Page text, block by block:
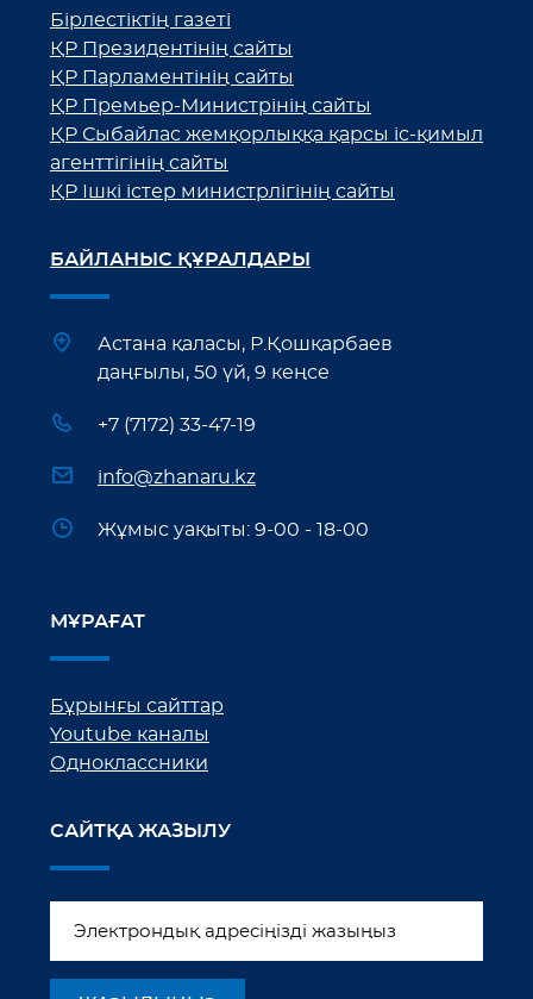
Бірлестіктің газеті
ҚР Президентінің сайты
ҚР Парламентінің сайты
ҚР Премьер-Министрінің сайты
ҚР Сыбайлас жемқорлыққа қарсы іс-қимыл
агенттігінің сайты
ҚР Ішкі істер министрлігінің сайты
БАЙЛАНЫС ҚҰРАЛДАРЫ
Астана қаласы, Р.Қошқарбаев
даңғылы, 50 үй, 9 кеңсе
+7 (7172) 33-47-19
info@zhanaru.kz
Жұмыс уақыты: 9-00 - 18-00
МҰРАҒАТ
Бұрынғы сайттар
Youtube каналы
Одноклассники
САЙТҚА ЖАЗЫЛУ